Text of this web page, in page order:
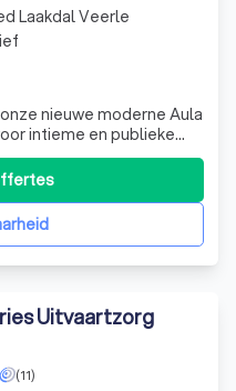
nieuwe moderne Aula
intieme en publieke
apparatuur in de aula
mogelijk. Er is een
voor het
Laakdal Veerle
Uitvaartzorg
(11)